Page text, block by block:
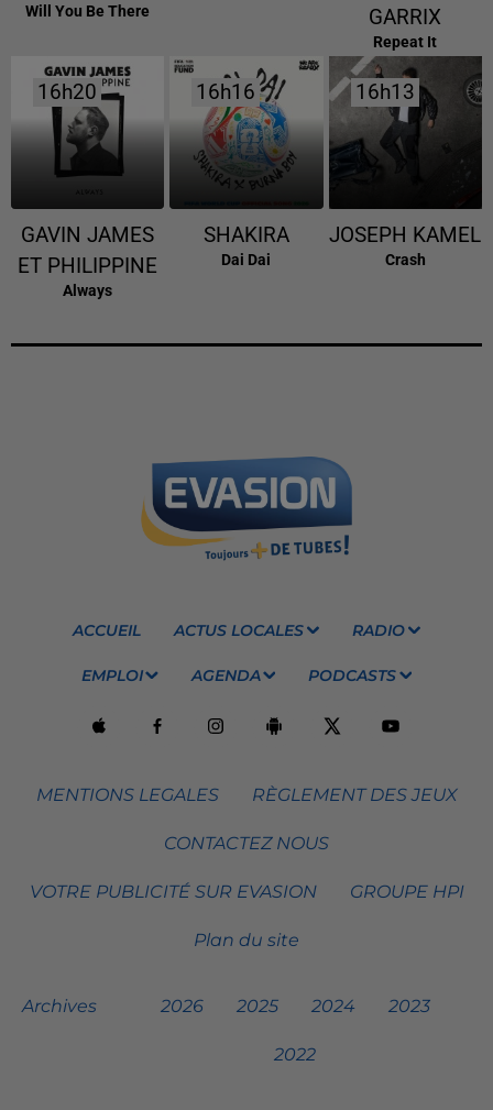
Will You Be There
GARRIX
Repeat It
16h20
16h20
GAVIN JAMES
ET PHILIPPINE
Always
16h16
16h16
SHAKIRA
Dai Dai
16h13
16h13
JOSEPH KAMEL
Crash
ACCUEIL ACTUS LOCALES RADIO
EMPLOI AGENDA PODCASTS
MENTIONS LEGALES RÈGLEMENT DES JEUX
CONTACTEZ NOUS
VOTRE PUBLICITÉ SUR EVASION GROUPE HPI
Plan du site
Archives 2026 2025 2024 2023
2022